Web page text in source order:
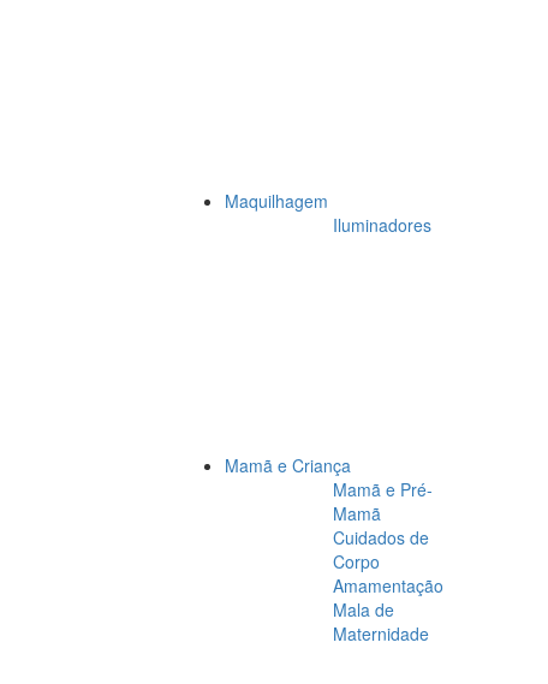
Maquilhagem
Iluminadores
Mamã e Criança
Mamã e Pré-
Mamã
Cuidados de
Corpo
Amamentação
Mala de
Maternidade